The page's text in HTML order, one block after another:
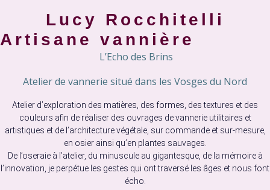
Lucy Rocchitelli
Artisane vannière
L’Echo des Brins
Atelier de vannerie situé dans les Vosges du Nord
Atelier d’exploration des matières, des formes, des textures et des
couleurs afin de réaliser des ouvrages de vannerie utilitaires et
artistiques et de l’architecture végétale, sur commande et sur-mesure,
en osier ainsi qu’en plantes sauvages.
De l’oseraie à l’atelier, du minuscule au gigantesque, de la mémoire à
l’innovation, je perpétue les gestes qui ont traversé les âges et nous font
écho.